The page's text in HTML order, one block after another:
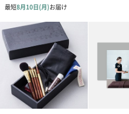
フラワーテディベア
（2,390円）
テデ
（